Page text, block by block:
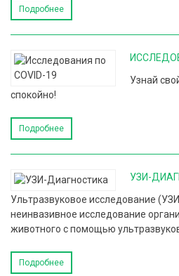
Подробнее
Узнай
спокойно!
Подробнее
УЗИ-
Ультразвуковое исследование
неинвазивное исследование
животного с помощью
Подробнее